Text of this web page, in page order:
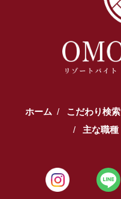
ホーム こだわり検索
主な職種